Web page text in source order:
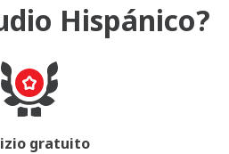
Hispánico?
gratuito